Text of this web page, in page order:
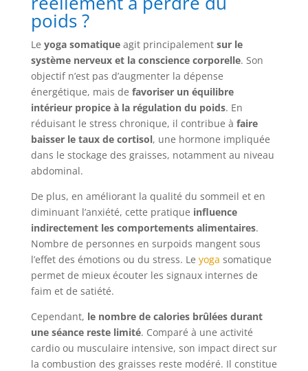
poids ?
Le yoga somatiqueagit principalement sur le
système nerveux et la conscience corporelle. Son
objectif n’est pas d’augmenter la dépense
énergétique, mais de favoriser un équilibre
intérieur propice à la régulation du poids. En
réduisant le stress chronique, il contribue à faire
baisser le taux de cortisol, une hormone impliquée
dans le stockage des graisses, notamment au niveau
abdominal.
De plus, en améliorant la qualité du sommeil et en
diminuant l’anxiété, cette pratique influence
indirectement les comportements alimentaires.
Nombre de personnes en surpoids mangent sous
l’effet des émotions ou du stress. Le yoga somatique
permet de mieux écouter les signaux internes de
faim et de satiété.
Cependant, le nombre de calories brûlées durant
une séance reste limité. Comparé à une activité
cardio ou musculaire intensive, son impact direct sur
la combustion des graisses reste modéré. Il constitue